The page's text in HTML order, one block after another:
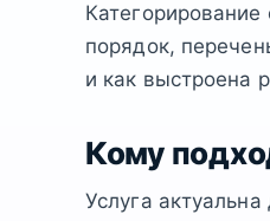
порядок,
и как выстроена
Кому
Услуга